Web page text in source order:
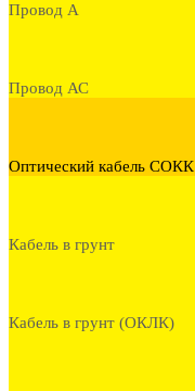
Провод А
Провод АС
Оптический кабель СОКК
Кабель в грунт
Кабель в грунт (ОКЛК)